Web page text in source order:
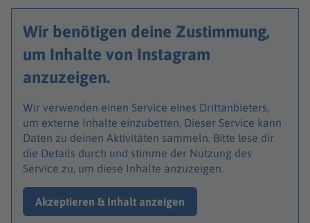
Wir benötigen deine Zustimmung,
um Inhalte von Instagram
anzuzeigen.
Wir verwenden einen Service eines Drittanbieters,
um externe Inhalte einzubetten. Dieser Service kann
Daten zu deinen Aktivitäten sammeln. Bitte lese dir
die Details durch und stimme der Nutzung des
Service zu, um diese Inhalte anzuzeigen.
Akzeptieren & Inhalt anzeigen